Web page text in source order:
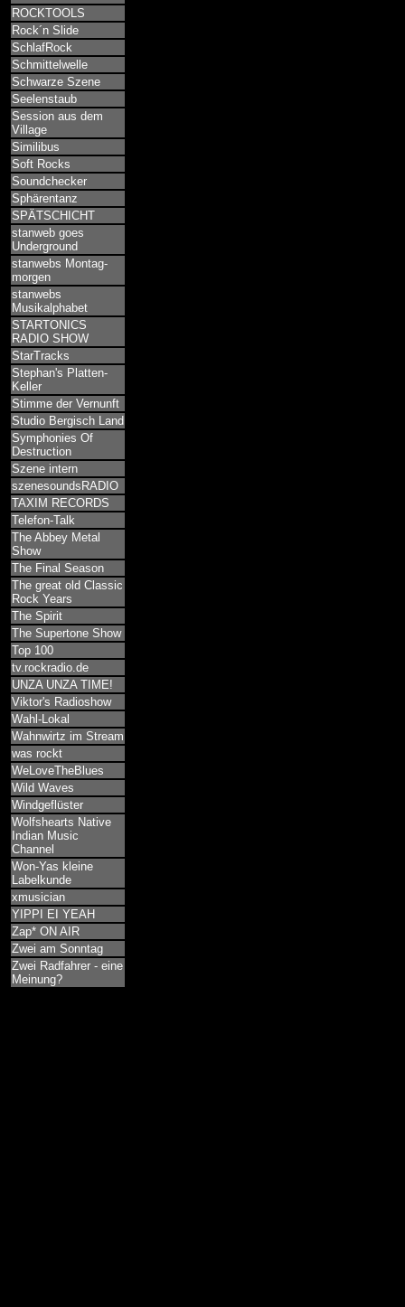
ROCKTOOLS
Rock´n Slide
SchlafRock
Schmittelwelle
Schwarze Szene
Seelenstaub
Session aus dem
Village
Similibus
Soft Rocks
Soundchecker
Sphärentanz
SPÄTSCHICHT
stanweb goes
Underground
stanwebs Montag-
morgen
stanwebs
Musikalphabet
STARTONICS
RADIO SHOW
StarTracks
Stephan's Platten-
Keller
Stimme der Vernunft
Studio Bergisch Land
Symphonies Of
Destruction
Szene intern
szenesoundsRADIO
TAXIM RECORDS
Telefon-Talk
The Abbey Metal
Show
The Final Season
The great old Classic
Rock Years
The Spirit
The Supertone Show
Top 100
tv.rockradio.de
UNZA UNZA TIME!
Viktor's Radioshow
Wahl-Lokal
Wahnwirtz im Stream
was rockt
WeLoveTheBlues
Wild Waves
Windgeflüster
Wolfshearts Native
Indian Music
Channel
Won-Yas kleine
Labelkunde
xmusician
YIPPI EI YEAH
Zap* ON AIR
Zwei am Sonntag
Zwei Radfahrer - eine
Meinung?